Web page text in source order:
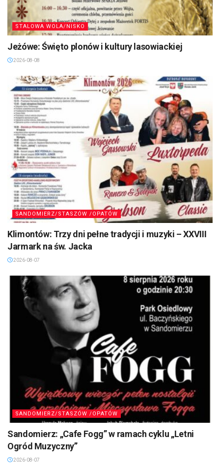
STALOWA WOLA/NISKO
Jeżówe: Święto plonów i kultury lasowiackiej
2026-08-08
SANDOMIERZ/STASZÓW /OPATÓW
Klimontów: Trzy dni pełne tradycji i muzyki – XXVIII
Jarmark na św. Jacka
2026-08-07
SANDOMIERZ/STASZÓW /OPATÓW
Sandomierz: „Cafe Fogg” w ramach cyklu „Letni
Ogród Muzyczny”
2026-08-07